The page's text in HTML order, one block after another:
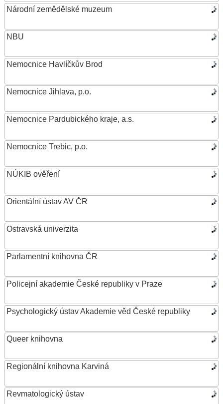
Národní zemědělské muzeum
NBU
Nemocnice Havlíčkův Brod
Nemocnice Jihlava, p.o.
Nemocnice Pardubického kraje, a.s.
Nemocnice Trebic, p.o.
NÚKIB ověření
Orientální ústav AV ČR
Ostravská univerzita
Parlamentní knihovna ČR
Policejní akademie České republiky v Praze
Psychologický ústav Akademie věd České republiky
Queer knihovna
Regionální knihovna Karviná
Revmatologický ústav